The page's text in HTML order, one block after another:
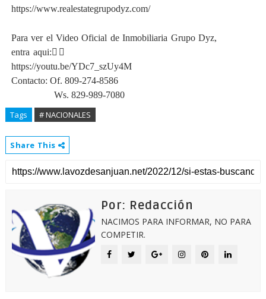
https://www.realestategrupodyz.com/
Para ver el Video Oficial de Inmobiliaria Grupo Dyz,
entra aqui:👇🏻
https://youtu.be/YDc7_szUy4M
Contacto: Of. 809-274-8586
Ws. 829-989-7080
Tags # NACIONALES
Share This
Por: Redacción
NACIMOS PARA INFORMAR, NO PARA
COMPETIR.